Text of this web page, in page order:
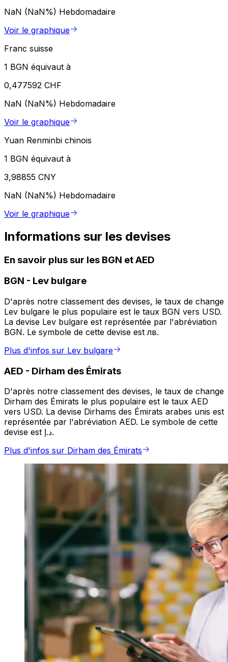
NaN (NaN%) Hebdomadaire
Voir le graphique
Franc suisse
1 BGN équivaut à
0,477592 CHF
NaN (NaN%) Hebdomadaire
Voir le graphique
Yuan Renminbi chinois
1 BGN équivaut à
3,98855 CNY
NaN (NaN%) Hebdomadaire
Voir le graphique
Informations sur les devises
En savoir plus sur les BGN et AED
BGN - Lev bulgare
D'après notre classement des devises, le taux de change
Lev bulgare le plus populaire est le taux BGN vers USD.
La devise Lev bulgare est représentée par l'abréviation
BGN. Le symbole de cette devise est лв.
Plus d'infos sur Lev bulgare
AED - Dirham des Émirats
D'après notre classement des devises, le taux de change
Dirham des Émirats le plus populaire est le taux AED
vers USD. La devise Dirhams des Émirats arabes unis est
représentée par l'abréviation AED. Le symbole de cette
devise est د.إ.
Plus d'infos sur Dirham des Émirats